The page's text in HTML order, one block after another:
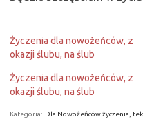
Życzenia dla nowożeńców, z
okazji ślubu, na ślub
Życzenia dla nowożeńców, z
okazji ślubu, na ślub
Kategoria: Dla Nowożeńców życzenia,